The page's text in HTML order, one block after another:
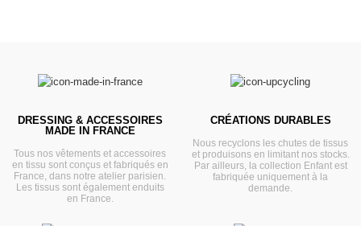
DRESSING & ACCESSOIRES
MADE IN FRANCE
Tous nos vêtements et accessoires
en tissu sont conçus et fabriqués en
France, dans notre atelier parisien.
Les tissus sont également enduits
en France.
CRÉATIONS DURABLES
Nous recyclons les chutes de tissus
et produisons en limitant nos stocks.
Par ailleurs, la collection Enfant est
fabriquée uniquement à la
demande.